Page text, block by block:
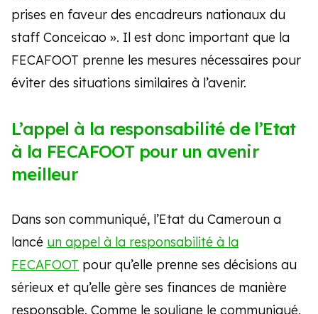
prises en faveur des encadreurs nationaux du
staff Conceicao ». Il est donc important que la
FECAFOOT prenne les mesures nécessaires pour
éviter des situations similaires à l’avenir.
L’appel à la responsabilité de l’Etat
à la FECAFOOT pour un avenir
meilleur
Dans son communiqué, l’Etat du Cameroun a
lancé un appel à la responsabilité à la
FECAFOOT pour qu’elle prenne ses décisions au
sérieux et qu’elle gère ses finances de manière
responsable. Comme le souligne le communiqué,